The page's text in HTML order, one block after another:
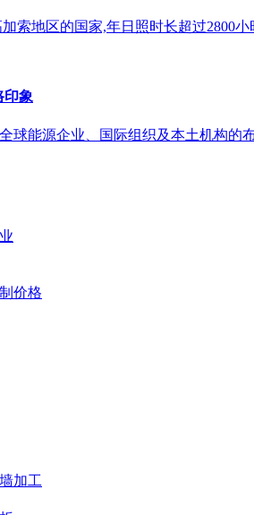
索地区的国家,年日照时长超过2800
印象
球能源企业、国际组织及本土机构
价格
加工